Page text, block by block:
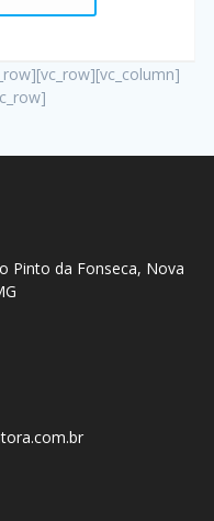
Pinto da Fonseca, Nova